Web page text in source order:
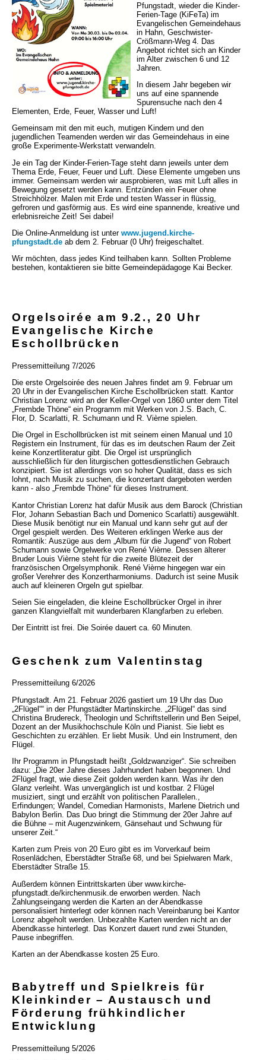
Pfungstadt, wieder die Kinder-
Ferien-Tage (KiFeTa) im
Evangelischen Gemeindehaus
in Hahn, Geschwister-
Crößmann-Weg 4. Das
Angebot richtet sich an Kinder
im Alter zwischen 6 und 12
Jahren.
In diesem Jahr begeben wir
uns auf eine spannende
Spurensuche nach den 4
Elementen, Erde, Feuer, Wasser und Luft!
Gemeinsam mit den mit euch, mutigen Kindern und den
jugendlichen Teamenden werden wir das Gemeindehaus in eine
große Experimente-Werkstatt verwandeln.
Je ein Tag der Kinder-Ferien-Tage steht dann jeweils unter dem
Thema Erde, Feuer, Feuer und Luft. Diese Elemente umgeben uns
immer. Gemeinsam werden wir ausprobieren, was mit Luft alles in
Bewegung gesetzt werden kann. Entzünden ein Feuer ohne
Streichhölzer. Malen mit Erde und testen Wasser in flüssig,
gefroren und gasförmig aus. Es wird eine spannende, kreative und
erlebnisreiche Zeit! Sei dabei!
Die Online-Anmeldung ist unter www.jugend.kirche-
pfungstadt.de ab dem 2. Februar (0 Uhr) freigeschaltet.
Wir möchten, dass jedes Kind teilhaben kann. Sollten Probleme
bestehen, kontaktieren sie bitte Gemeindepädagoge Kai Becker.
Orgelsoirée am 9.2., 20 Uhr
Evangelische Kirche
Eschollbrücken
Pressemitteilung 7/2026
Die erste Orgelsoirée des neuen Jahres findet am 9. Februar um
20 Uhr in der Evangelischen Kirche Eschollbrücken statt. Kantor
Christian Lorenz wird an der Keller-Orgel von 1860 unter dem Titel
„Frembde Thöne“ ein Programm mit Werken von J.S. Bach, C.
Flor, D. Scarlatti, R. Schumann und R. Vièrne spielen.
Die Orgel in Eschollbrücken ist mit seinem einen Manual und 10
Registern ein Instrument, für das es im deutschen Raum der Zeit
keine Konzertliteratur gibt. Die Orgel ist ursprünglich
ausschließlich für den liturgischen gottesdienstlichen Gebrauch
konzipiert. Sie ist allerdings von so hoher Qualität, dass es sich
lohnt, nach Musik zu suchen, die konzertant dargeboten werden
kann - also „Frembde Thöne“ für dieses Instrument.
Kantor Christian Lorenz hat dafür Musik aus dem Barock (Christian
Flor, Johann Sebastian Bach und Domenico Scarlatti) ausgewählt.
Diese Musik benötigt nur ein Manual und kann sehr gut auf der
Orgel gespielt werden. Des Weiteren erklingen Werke aus der
Romantik: Auszüge aus dem „Album für die Jugend“ von Robert
Schumann sowie Orgelwerke von René Vièrne. Dessen älterer
Bruder Louis Vièrne steht für die zweite Blütezeit der
französischen Orgelsymphonik. René Vièrne hingegen war ein
großer Verehrer des Konzertharmoniums. Dadurch ist seine Musik
auch auf kleineren Orgeln gut spielbar.
Seien Sie eingeladen, die kleine Eschollbrücker Orgel in ihrer
ganzen Klangvielfalt mit wunderbaren Klangfarben zu erleben.
Der Eintritt ist frei. Die Soirée dauert ca. 60 Minuten.
Geschenk zum Valentinstag
Pressemitteilung 6/2026
Pfungstadt. Am 21. Februar 2026 gastiert um 19 Uhr das Duo
„2Flügel““ in der Pfungstädter Martinskirche. „2Flügel“ das sind
Christina Brudereck, Theologin und Schriftstellerin und Ben Seipel,
Dozent an der Musikhochschule Köln und Pianist. Sie liebt es
Geschichten zu erzählen. Er liebt Musik. Und ein Instrument, den
Flügel.
Ihr Programm in Pfungstadt heißt „Goldzwanziger“. Sie schreiben
dazu: „Die 20er Jahre dieses Jahrhundert haben begonnen. Und
2Flügel fragt, wie diese Zeit golden werden kann. Was ihr den
Glanz verleiht. Was unvergänglich ist und kostbar. 2 Flügel
musiziert, singt und erzählt von politischen Parallelen.,
Erfindungen; Wandel, Comedian Harmonists, Marlene Dietrich und
Babylon Berlin. Das Duo bringt die Stimmung der 20er Jahre auf
die Bühne – mit Augenzwinkern, Gänsehaut und Schwung für
unserer Zeit.“
Karten zum Preis von 20 Euro gibt es im Vorverkauf beim
Rosenlädchen, Eberstädter Straße 68, und bei Spielwaren Mark,
Eberstädter Straße 15.
Außerdem können Eintrittskarten über www.kirche-
pfungstadt.de/kirchenmusik.de erworben werden. Nach
Zahlungseingang werden die Karten an der Abendkasse
personalisiert hinterlegt oder können nach Vereinbarung bei Kantor
Lorenz abgeholt werden. Unbezahlte Karten werden nicht an der
Abendkasse hinterlegt. Das Konzert dauert rund zwei Stunden,
Pause inbegriffen.
Karten an der Abendkasse kosten 25 Euro.
Babytreff und Spielkreis für
Kleinkinder – Austausch und
Förderung frühkindlicher
Entwicklung
Pressemitteilung 5/2026